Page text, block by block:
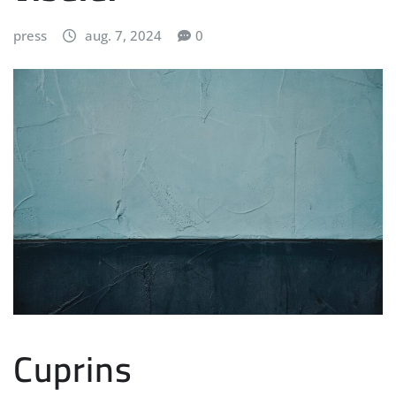
press aug. 7, 2024 0
Cuprins